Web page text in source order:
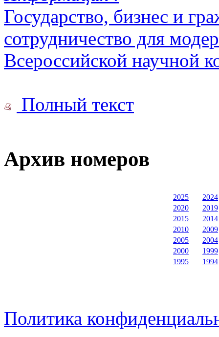
Государство, бизнес и
сотрудничество для
Всероссийской научной
Полный текст
Архив номеров
2025
2024
2020
2019
2015
2014
2010
2009
2005
2004
2000
1999
1995
1994
Политика